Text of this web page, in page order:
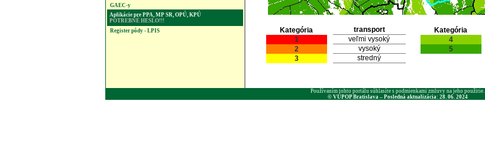
GAEC-y
Aplikácie pre PPA, MP SR, OPÚ, KPÚ
POTREBNÉ HESLO!!!
Register pôdy - LPIS
Kategória transport Kategória
1
veľmi vysoký 4
2
vysoký 5
3
stredný
Používaním tohto portálu súhlasíte s podmienkami zmluvy na jeho použitie.
© VÚPOP Bratislava – Posledná aktualizácia: 28. 06. 2024